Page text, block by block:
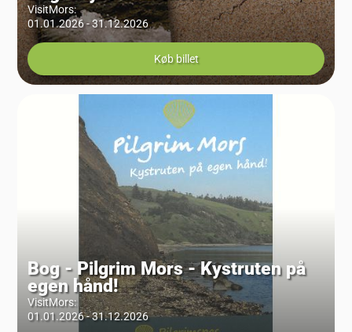
VisitMors:
01.01.2026 - 31.12.2026
Køb billet
Bog - Pilgrim Mors - Kystruten på
egen hånd!
VisitMors:
01.01.2026 - 31.12.2026